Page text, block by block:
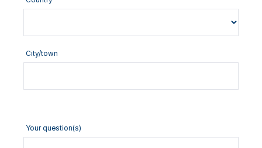
City/town
Your question(s)